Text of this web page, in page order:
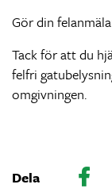
Gör din
Tackför att du
felfri
omgivningen.
Dela